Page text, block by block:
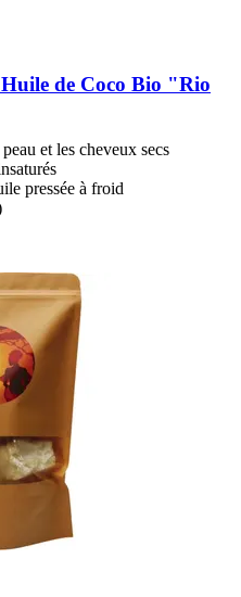
Huile de Coco Bio "Rio
et les cheveux secs
pressée à froid